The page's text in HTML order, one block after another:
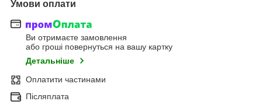
Умови оплати
Ви отримаєте замовлення
або гроші повернуться на вашу картку
Детальніше
Оплатити частинами
Післяплата